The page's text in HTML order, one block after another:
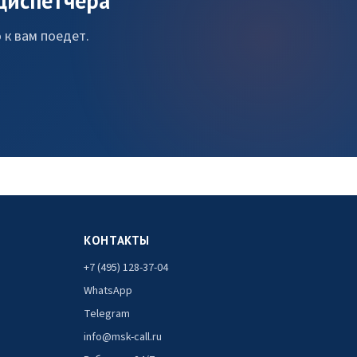
вам поедет.
КОНТАКТЫ
+7 (495) 128-37-04
WhatsApp
Telegram
info@msk-call.ru